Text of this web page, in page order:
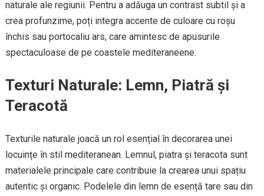
naturale ale regiunii. Pentru a adăuga un contrast subtil și a
crea profunzime, poți integra accente de culoare cu roșu
închis sau portocaliu ars, care amintesc de apusurile
spectaculoase de pe coastele mediteraneene.
Texturi Naturale: Lemn, Piatră și
Teracotă
Texturile naturale joacă un rol esențial în decorarea unei
locuințe în stil mediteranean. Lemnul, piatra și teracota sunt
materialele principale care contribuie la crearea unui spațiu
autentic și organic. Podelele din lemn de esență tare sau din